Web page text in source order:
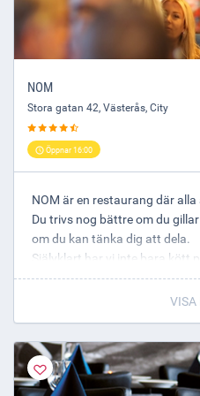
Varmt välkomna önskar vi på
NOM
Stora gatan 42, Västerås, City
Öppnar 16:00
NOM är en restaurang där
Du trivs nog bättre om du
om du kan tänka dig att dela.
Självklart har vi inte bara kött
en fisk och något vegetariskt
alltid av först och främst kött
rekommendera er att dela då
VISA